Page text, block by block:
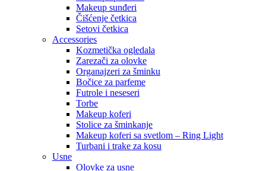
Makeup sunđeri
Čišćenje četkica
Setovi četkica
Accessories
Kozmetička ogledala
Zarezači za olovke
Organajzeri za šminku
Bočice za parfeme
Futrole i neseseri
Torbe
Makeup koferi
Stolice za šminkanje
Makeup koferi sa svetlom – Ring Light
Turbani i trake za kosu
Usne
Olovke za usne